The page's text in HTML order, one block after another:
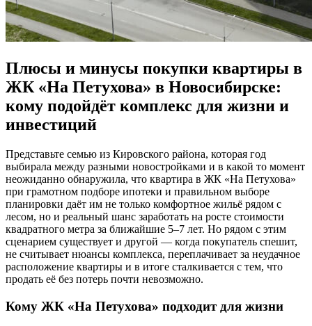
Плюсы и минусы покупки квартиры в
ЖК «На Петухова» в Новосибирске:
кому подойдёт комплекс для жизни и
инвестиций
Представьте семью из Кировского района, которая год
выбирала между разными новостройками и в какой то момент
неожиданно обнаружила, что квартира в ЖК «На Петухова»
при грамотном подборе ипотеки и правильном выборе
планировки даёт им не только комфортное жильё рядом с
лесом, но и реальный шанс заработать на росте стоимости
квадратного метра за ближайшие 5–7 лет. Но рядом с этим
сценарием существует и другой — когда покупатель спешит,
не считывает нюансы комплекса, переплачивает за неудачное
расположение квартиры и в итоге сталкивается с тем, что
продать её без потерь почти невозможно.
Кому ЖК «На Петухова» подходит для жизни